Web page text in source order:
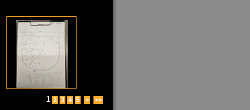
1 2 3 4 5 > >>